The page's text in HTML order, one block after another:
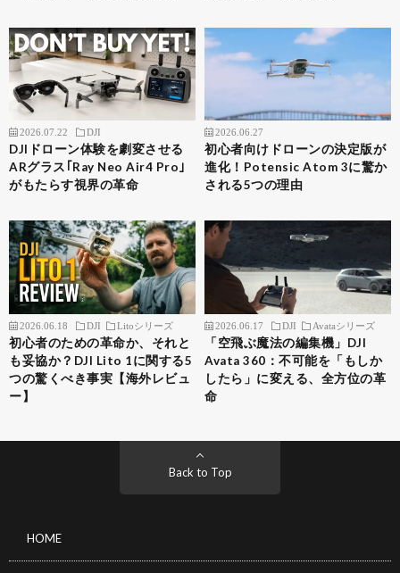
2026.07.22 DJI
DJIドローン体験を劇変させる
ARグラス｢Ray Neo Air4 Pro｣
がもたらす視界の革命
2026.06.27
初心者向けドローンの決定版が
進化！Potensic Atom 3に驚か
される5つの理由
2026.06.18 DJI Litoシリーズ
初心者のための革命か、それと
も妥協か？DJI Lito 1に関する5
つの驚くべき事実【海外レビュ
ー】
2026.06.17 DJI Avataシリーズ
「空飛ぶ魔法の編集機」DJI
Avata 360：不可能を「もしか
したら」に変える、全方位の革
命
Back to Top
HOME